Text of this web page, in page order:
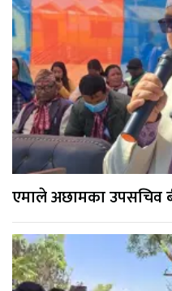
एमाले अछामका उपसचिव